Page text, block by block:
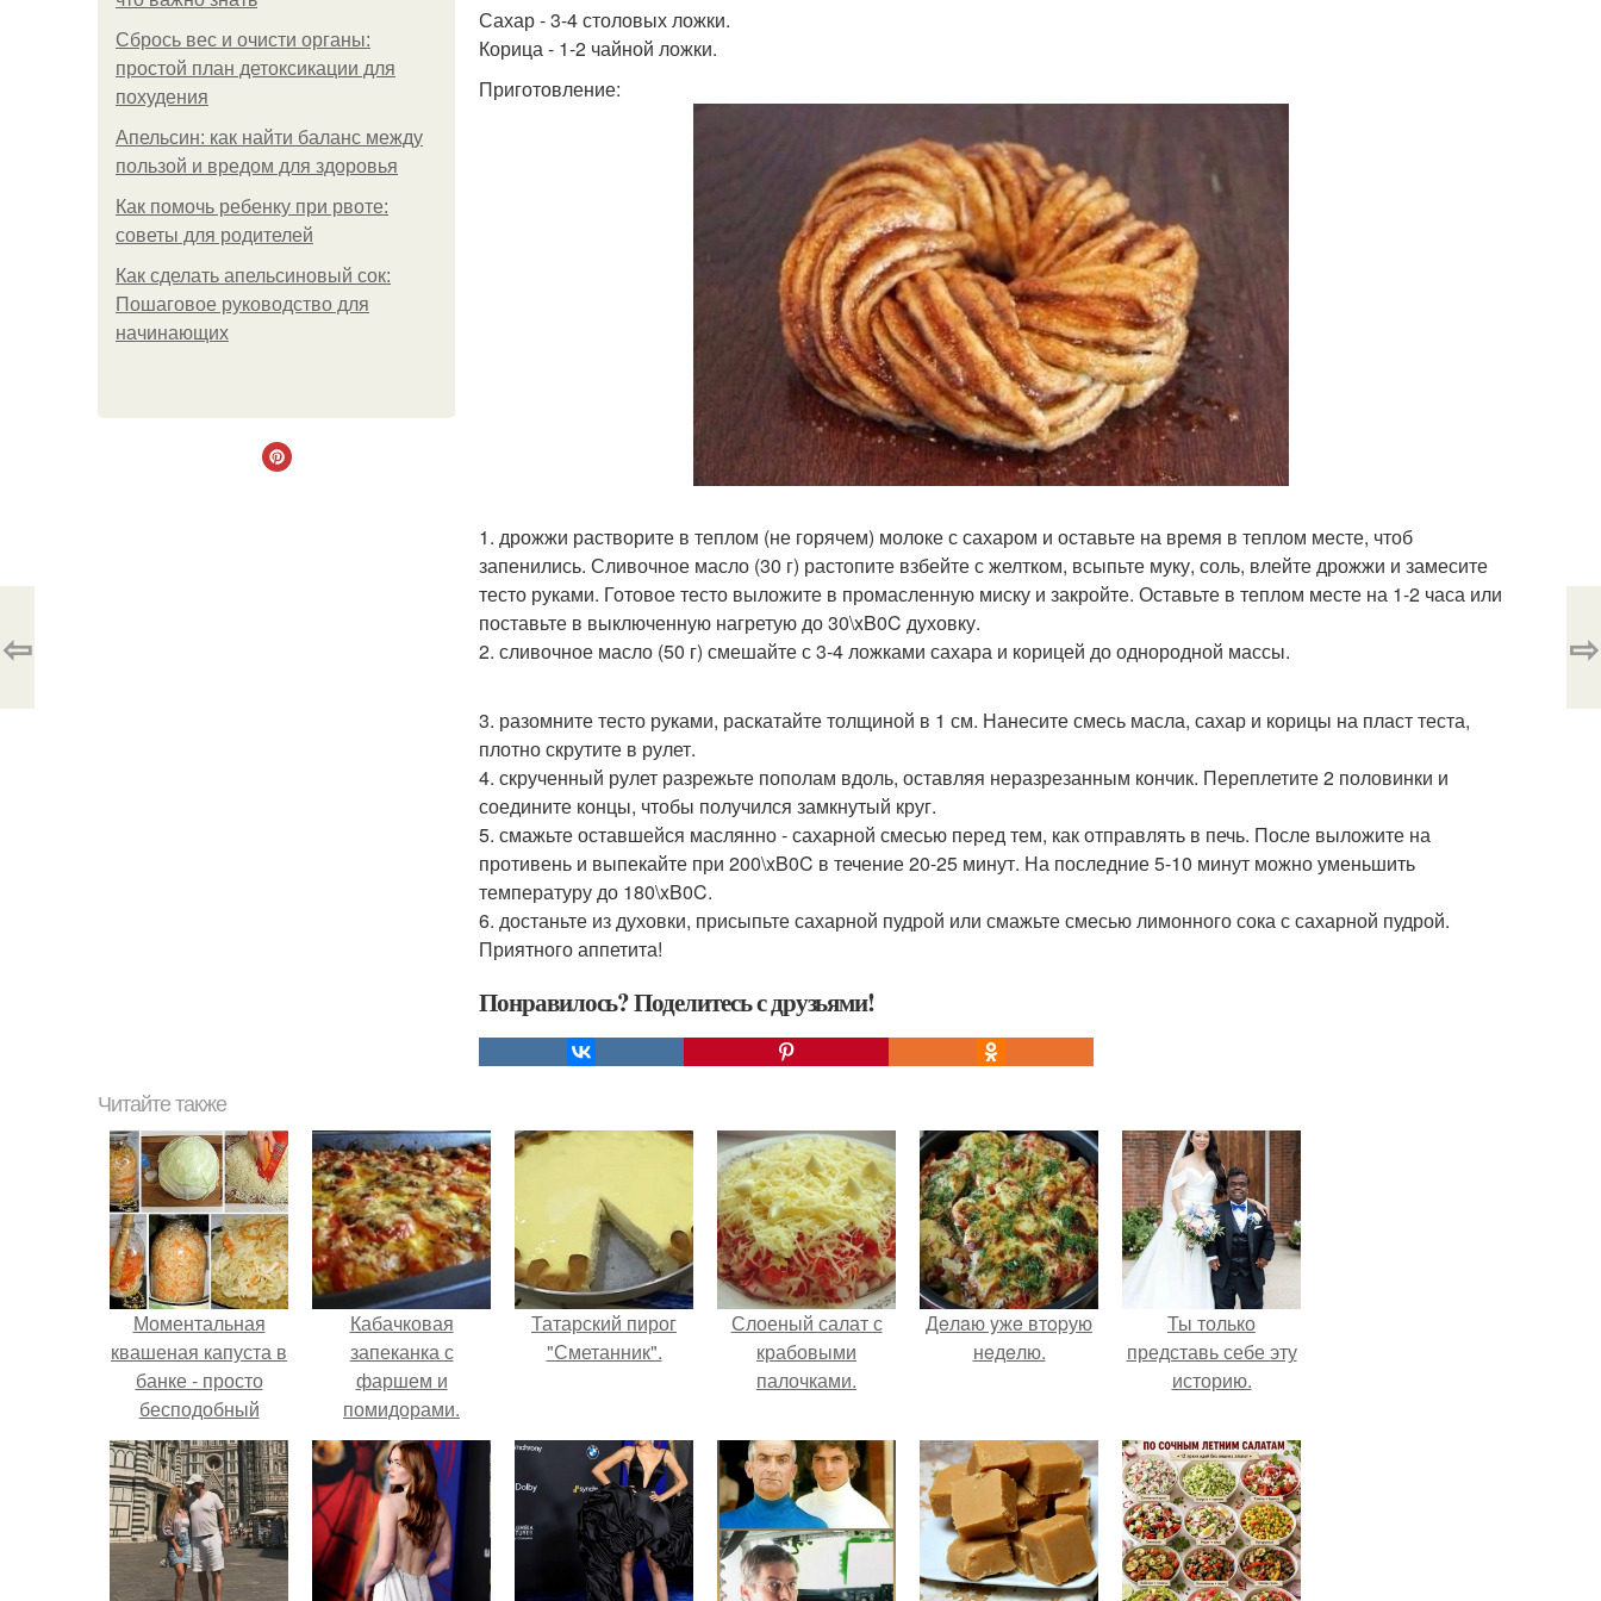
Сбрось вес и очисти органы:
простой план детоксикации для
похудения
Апельсин: как найти баланс между
пользой и вредом для здоровья
Как помочь ребенку при рвоте:
советы для родителей
Как сделать апельсиновый сок:
Пошаговое руководство для
начинающих
Сахар - 3-4 столовых ложки.
Корица - 1-2 чайной ложки.
Приготовление:
1. дрожжи растворите в теплом (не горячем) молоке с сахаром и оставьте на время в теплом месте, чтоб
запенились. Сливочное масло (30 г) растопите взбейте с желтком, всыпьте муку, соль, влейте дрожжи и замесите
тесто руками. Готовое тесто выложите в промасленную миску и закройте. Оставьте в теплом месте на 1-2 часа или
поставьте в выключенную нагретую до 30\xB0C духовку.
2. сливочное масло (50 г) смешайте с 3-4 ложками сахара и корицей до однородной массы.
3. разомните тесто руками, раскатайте толщиной в 1 см. Нанесите смесь масла, сахар и корицы на пласт теста,
плотно скрутите в рулет.
4. скрученный рулет разрежьте пополам вдоль, оставляя неразрезанным кончик. Переплетите 2 половинки и
соедините концы, чтобы получился замкнутый круг.
5. смажьте оставшейся маслянно - сахарной смесью перед тем, как отправлять в печь. После выложите на
противень и выпекайте при 200\xB0C в течение 20-25 минут. На последние 5-10 минут можно уменьшить
температуру до 180\xB0C.
6. достаньте из духовки, присыпьте сахарной пудрой или смажьте смесью лимонного сока с сахарной пудрой.
Приятного аппетита!
Понравилось? Поделитесь с друзьями!
⇦ ⇨
Читайте также
Моментальная
квашеная капуста в
банке - просто
бесподобный
рецепт!
Кабачковая
запеканка с
фаршем и
помидорами.
Татарский пирог
"Сметанник".
Слоеный салат с
крабовыми
палочками.
Дeлaю yжe втopую
нeдeлю.
Ты только
представь себе эту
историю.